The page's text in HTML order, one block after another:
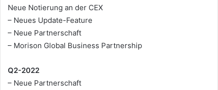
Neue Notierung an der CEX
– Neues Update-Feature
– Neue Partnerschaft
– Morison Global Business Partnership
Q2-2022
– Neue Partnerschaft